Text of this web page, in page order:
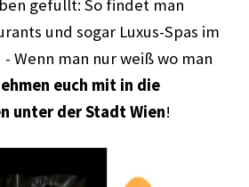
gefüllt: So findet man
und sogar Luxus-Spas im
Wenn man nur weiß wo man
euch mit in die
unter der Stadt Wien!